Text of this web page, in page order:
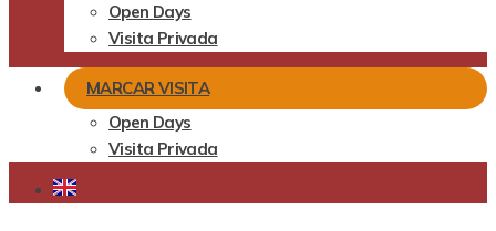
Open Days
Visita Privada
MARCAR VISITA
Open Days
Visita Privada